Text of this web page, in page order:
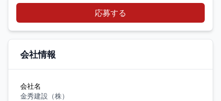
応募する
会社情報
会社名
金秀建設（株）